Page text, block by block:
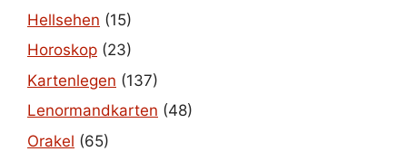
Hellsehen (15)
Horoskop (23)
Kartenlegen (137)
Lenormandkarten (48)
Orakel (65)